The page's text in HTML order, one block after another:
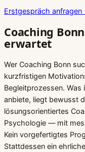
Erstgespräch anfragen
Coaching
erwartet
Wer Coaching Bonn
kurzfristigen
Begleitprozessen. Was
anbiete, liegt bewusst
lösungsorientiertes
Psychologie — mit
Kein vorgefertigtes
Stattdessen ein